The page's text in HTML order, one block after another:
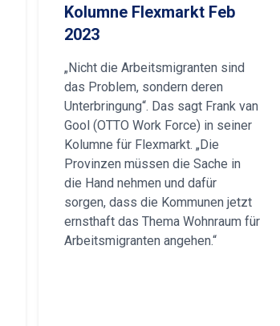
Kolumne Flexmarkt Feb
2023
„Nicht die Arbeitsmigranten sind
das Problem, sondern deren
Unterbringung“. Das sagt Frank van
Gool (OTTO Work Force) in seiner
Kolumne für Flexmarkt. „Die
Provinzen müssen die Sache in
die Hand nehmen und dafür
sorgen, dass die Kommunen jetzt
ernsthaft das Thema Wohnraum für
Arbeitsmigranten angehen.“